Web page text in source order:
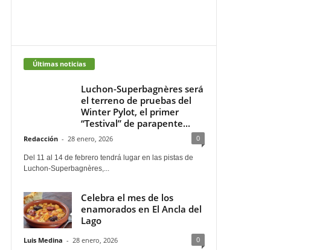
Últimas noticias
Luchon-Superbagnères será
el terreno de pruebas del
Winter Pylot, el primer
“Testival” de parapente...
Redacción - 28 enero, 2026 0
Del 11 al 14 de febrero tendrá lugar en las pistas de
Luchon-Superbagnères,...
Celebra el mes de los
enamorados en El Ancla del
Lago
Luis Medina - 28 enero, 2026 0